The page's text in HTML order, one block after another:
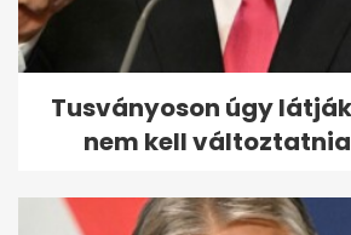
Tusványoson úgy
nem kell